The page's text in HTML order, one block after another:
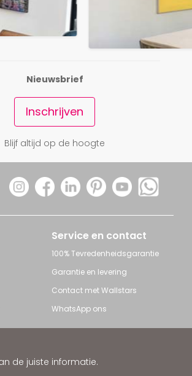
de juiste informatie.
Nieuwsbrief
Inschrijven
Blijf altijd op de hoogte
Service en contact
100% Tevredenheidsgarantie
Garantie en levering
Contact met Wallstars
WhatsApp ons